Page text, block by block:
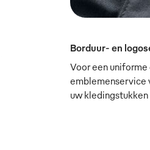
Borduur- en
Voor een
emblemenservice
uw kledingstukken